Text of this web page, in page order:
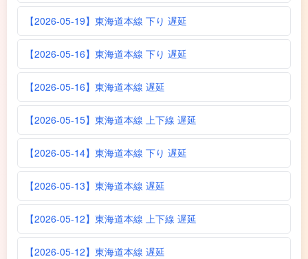
【2026-05-19】東海道本線 下り 遅延
【2026-05-16】東海道本線 下り 遅延
【2026-05-16】東海道本線 遅延
【2026-05-15】東海道本線 上下線 遅延
【2026-05-14】東海道本線 下り 遅延
【2026-05-13】東海道本線 遅延
【2026-05-12】東海道本線 上下線 遅延
【2026-05-12】東海道本線 遅延